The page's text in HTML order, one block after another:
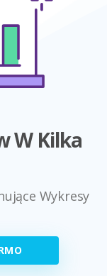
W Kilka
Wykresy